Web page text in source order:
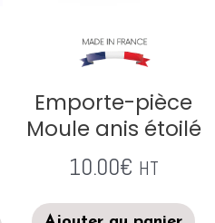
Emporte-pièce
Moule anis étoilé
10.00€ HT